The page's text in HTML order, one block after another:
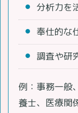
分析力を
奉仕的な
調査や研
例：事務一般
養士、医療関